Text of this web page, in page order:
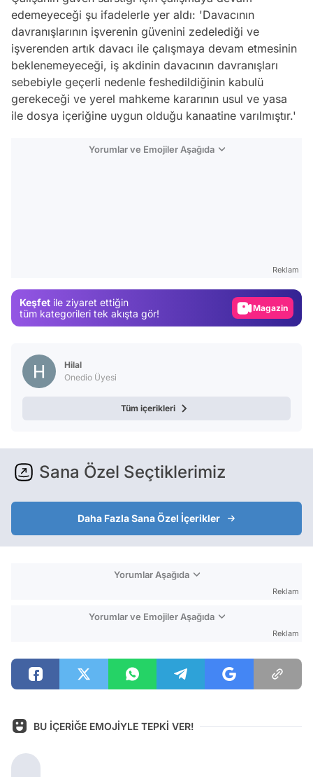
edemeyeceği şu ifadelerle yer aldı: 'Davacının
davranışlarının işverenin güvenini zedelediği ve
işverenden artık davacı ile çalışmaya devam etmesinin
beklenemeyeceği, iş akdinin davacının davranışları
sebebiyle geçerli nedenle feshedildiğinin kabulü
gerekeceği ve yerel mahkeme kararının usul ve yasa
ile dosya içeriğine uygun olduğu kanaatine varılmıştır.'
Yorumlar ve Emojiler Aşağıda
Reklam
Keşfet ile ziyaret ettiğin
tüm kategorileri tek akışta gör!
Magazin
Hilal
Onedio Üyesi
Tüm içerikleri
Sana Özel Seçtiklerimiz
Daha Fazla Sana Özel İçerikler
Yorumlar Aşağıda
Reklam
Yorumlar ve Emojiler Aşağıda
Reklam
BU İÇERİĞE EMOJİYLE TEPKİ VER!